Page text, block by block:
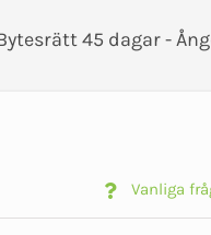
45 dagar -
Vanliga